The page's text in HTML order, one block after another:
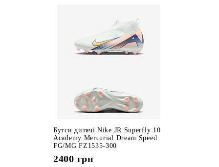
Бутси дитячі Nike JR Superfly 10
Academy Mercurial Dream Speed
FG/MG FZ1535-300
2400 грн